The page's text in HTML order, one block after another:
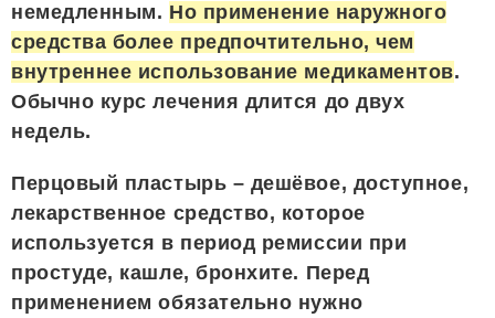
немедленным. Но применение наружного
средства более предпочтительно, чем
внутреннее использование медикаментов.
Обычно курс лечения длится до двух
недель.
Перцовый пластырь – дешёвое, доступное,
лекарственное средство, которое
используется в период ремиссии при
простуде, кашле, бронхите. Перед
применением обязательно нужно